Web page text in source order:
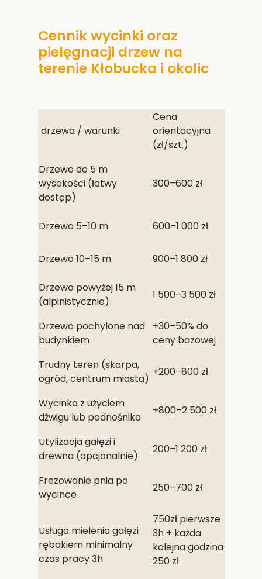
Cennik wycinki oraz
pielęgnacji drzew na
terenie Kłobucka i okolic
drzewa / warunki
Cena
orientacyjna
(zł/szt.)
Drzewo do 5 m
wysokości (łatwy
dostęp)
300–600 zł
Drzewo 5–10 m 600–1 000 zł
Drzewo 10–15 m 900–1 800 zł
Drzewo powyżej 15 m
(alpinistycznie)
1 500–3 500 zł
Drzewo pochylone nad
budynkiem
+30–50% do
ceny bazowej
Trudny teren (skarpa,
ogród, centrum miasta)
+200–800 zł
Wycinka z użyciem
dźwigu lub podnośnika
+800–2 500 zł
Utylizacja gałęzi i
drewna (opcjonalnie)
200–1 200 zł
Frezowanie pnia po
wycince
250–700 zł
Usługa mielenia gałęzi
rębakiem minimalny
czas pracy 3h
750zł pierwsze
3h + każda
kolejna godzina
250 zł